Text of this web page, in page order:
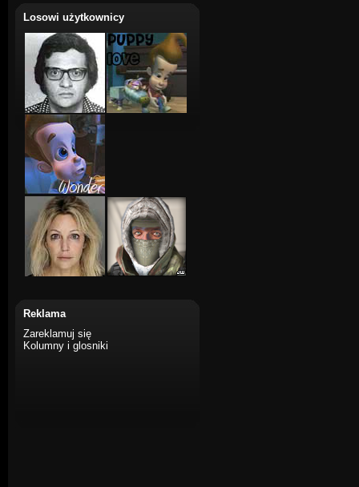
Losowi użytkownicy
Reklama
Zareklamuj się
Kolumny i glosniki